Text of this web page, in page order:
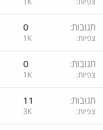
תגובות 0
צפיות 1K
תגובות 0
צפיות 1K
תגובות 11
צפיות 3K